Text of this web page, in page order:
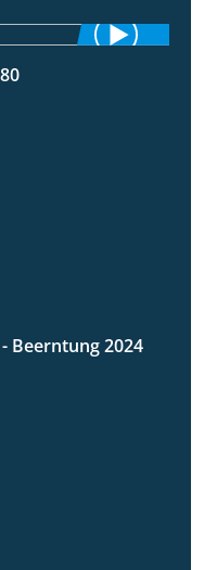
12:28
Beerntung 2024